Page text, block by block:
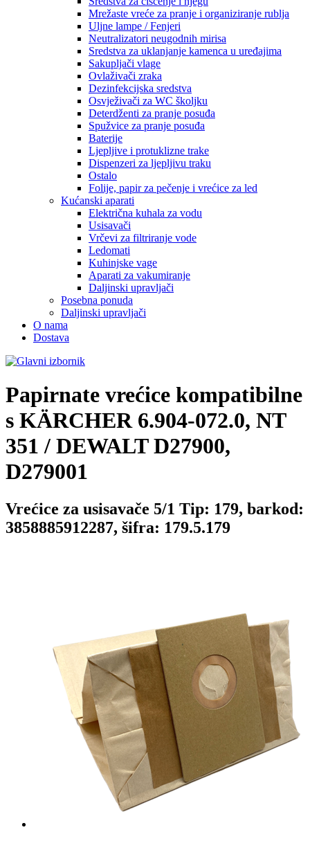
Mrežaste vreće za pranje i organiziranje rublja
Uljne lampe / Fenjeri
Neutralizatori neugodnih mirisa
Sredstva za uklanjanje kamenca u uređajima
Sakupljači vlage
Ovlaživači zraka
Dezinfekcijska sredstva
Osvježivači za WC školjku
Deterdženti za pranje posuđa
Spužvice za pranje posuđa
Baterije
Ljepljive i protuklizne trake
Dispenzeri za ljepljivu traku
Ostalo
Folije, papir za pečenje i vrećice za led
Kućanski aparati
Električna kuhala za vodu
Usisavači
Vrčevi za filtriranje vode
Ledomati
Kuhinjske vage
Aparati za vakumiranje
Daljinski upravljači
Posebna ponuda
Daljinski upravljači
O nama
Dostava
Papirnate vrećice kompatibilne
s KÄRCHER 6.904-072.0, NT
351 / DEWALT D27900,
D279001
Vrećice za usisavače 5/1 Tip: 179, barkod:
3858885912287, šifra: 179.5.179